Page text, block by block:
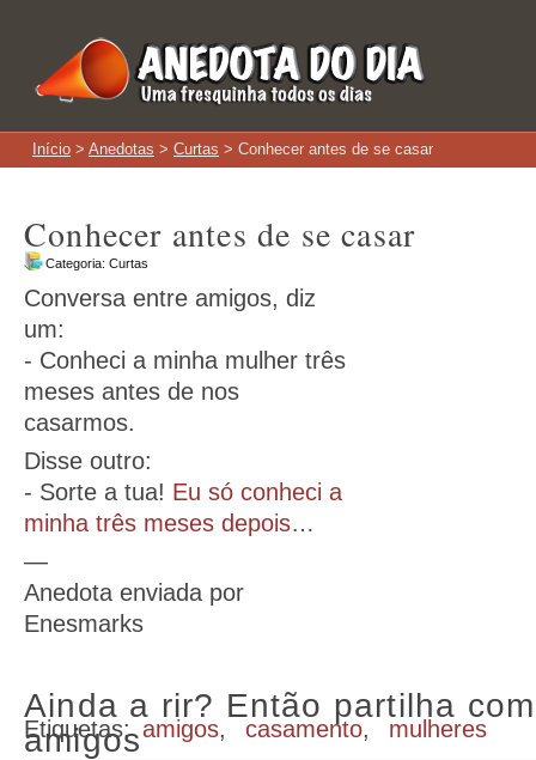
Início > Anedotas > Curtas > Conhecer antes de se casar
Conhecer antes de se casar
Categoria: Curtas
Conversa entre amigos, diz
um:
- Conheci a minha mulher três
meses antes de nos
casarmos.
Disse outro:
- Sorte a tua! Eu só conheci a
minha três meses depois…
—
Anedota enviada por
Enesmarks
Ainda a rir? Então partilha
amigos
Etiquetas: amigos, casamento, mulheres